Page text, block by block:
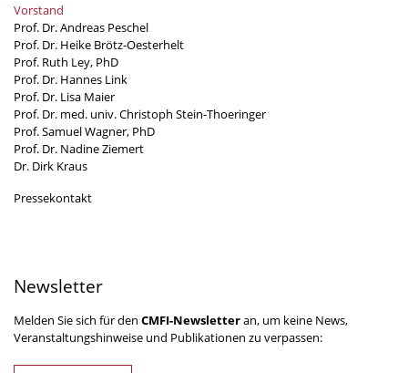
Vorstand
Prof. Dr. Andreas Peschel
Prof. Dr. Heike Brötz-Oesterhelt
Prof. Ruth Ley, PhD
Prof. Dr. Hannes Link
Prof. Dr. Lisa Maier
Prof. Dr. med. univ. Christoph Stein-Thoeringer
Prof. Samuel Wagner, PhD
Prof. Dr. Nadine Ziemert
Dr. Dirk Kraus
Pressekontakt
Newsletter
Melden Sie sich für den CMFI-Newsletteran, um keine News,
Veranstaltungshinweise und Publikationen zu verpassen: